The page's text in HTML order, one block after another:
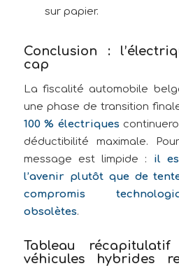
sur papier.
Conclusion :
cap
La fiscalité automobile
une phase de transition
100 % électriques
déductibilité maximale.
message est limpide : il
l’avenir plutôt que de
compromis
obsolètes.
Tableau
véhicules hybrides